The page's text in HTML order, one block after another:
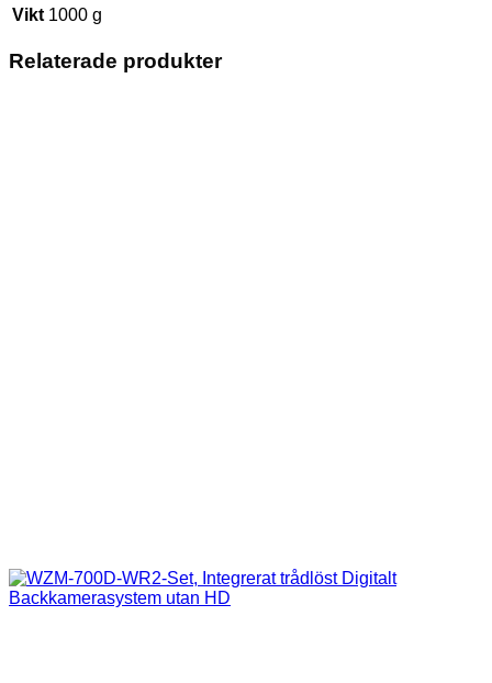
Vikt 1000 g
Relaterade produkter